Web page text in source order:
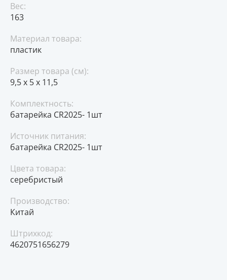
Вес:
163
Материал товара:
пластик
Размер товара (см):
9,5 х 5 х 11,5
Комплектность:
батарейка CR2025- 1шт
Источник питания:
батарейка CR2025- 1шт
Цвета товара:
серебристый
Производство:
Китай
Штрихкод:
4620751656279